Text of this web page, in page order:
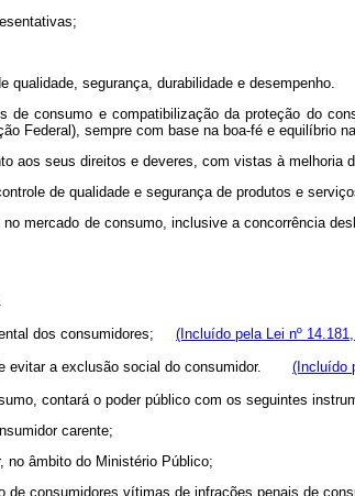
segurança, durabilidade e desempenho.
e compatibilização da proteção do
Federal), sempre com base na boa-fé e equilíbrio
seus direitos e deveres, com vistas à melhoria
de qualidade e segurança de produtos e
de consumo, inclusive a concorrência
dos consumidores; (Incluído pela Lei nº
evitar a exclusão social do consumidor. (Incluído
contará o poder público com os seguintes
carente;
âmbito do Ministério Público;
consumidores vítimas de infrações penais de